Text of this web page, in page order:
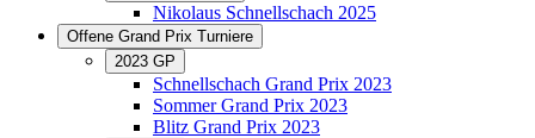
Nikolaus Schnellschach 2025
Offene Grand Prix Turniere
2023 GP
Schnellschach Grand Prix 2023
Sommer Grand Prix 2023
Blitz Grand Prix 2023